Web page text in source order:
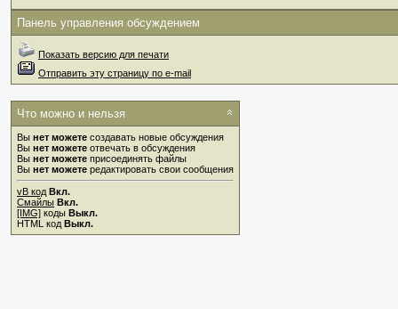
Панель управления обсуждением
Показать версию для печати
Отправить эту страницу по e-mail
Что можно и нельзя
Вы нет можете создавать новые обсуждения
Вы нет можете отвечать в обсуждения
Вы нет можете присоединять файлы
Вы нет можете редактировать свои сообщения
vB код Вкл.
Смайлы Вкл.
[IMG] коды Выкл.
HTML код Выкл.